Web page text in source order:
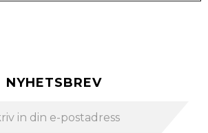
NYHETSBREV